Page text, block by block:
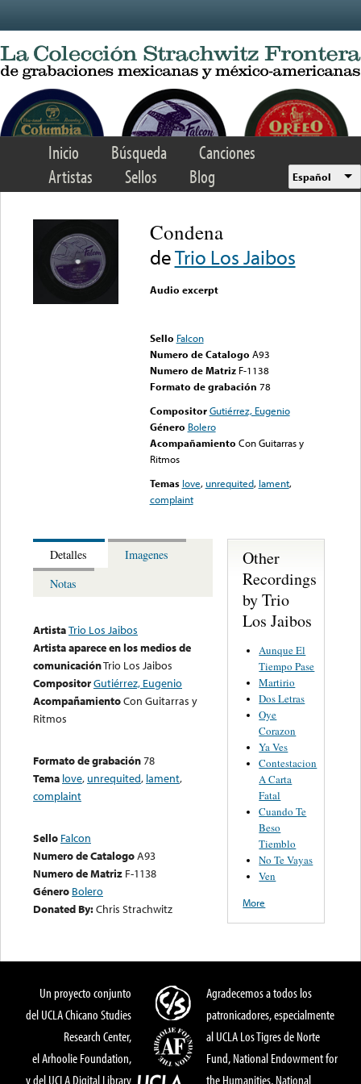
Inicio Búsqueda
Canciones
Artistas
Sellos Blog Español
Condena
deTrio Los Jaibos
Audio excerpt
Sello Falcon
Numero de Catalogo A93
Numero de Matriz F-1138
Formato de grabación 78
Compositor Gutiérrez, Eugenio
Género Bolero
Acompañamiento Con Guitarras y
Ritmos
Temas love,unrequited, lament,
complaint
Detalles
Imagenes
Notas
ArtistaTrio Los Jaibos
Artista aparece en los medios de
comunicaciónTrio Los Jaibos
CompositorGutiérrez, Eugenio
AcompañamientoCon Guitarras y
Ritmos
Formato de grabación78
Tema love, unrequited, lament,
complaint
Sello Falcon
Numero de CatalogoA93
Numero de Matriz F-1138
Género Bolero
Donated By:Chris Strachwitz
Other
Recordings
by Trio
Los Jaibos
Aunque El
Tiempo Pase
Martirio
Dos Letras
Oye
Corazon
Ya Ves
Contestacion
A Carta
Fatal
Cuando Te
Beso
Tiemblo
No Te Vayas
Ven
More
Un proyecto conjunto
del UCLA Chicano Studies
Research Center,
el Arhoolie Foundation,
y del UCLA Digital Library
Agradecemos a todos los
patronicadores, especialmente
al UCLA Los Tigres de Norte
Fund, National Endowment for
the Humanities, National